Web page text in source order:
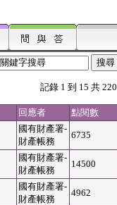
記錄 1 到 15 共 220
回應者 點閱數
國有財產署-
財產帳務
6735
國有財產署-
財產帳務
14500
國有財產署-
財產帳務
4962